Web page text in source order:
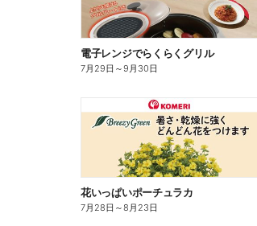
電子レンジでらくらくグリル
7月29日 ～9月30日
花いっぱいポーチュラカ
7月28日 ～8月23日